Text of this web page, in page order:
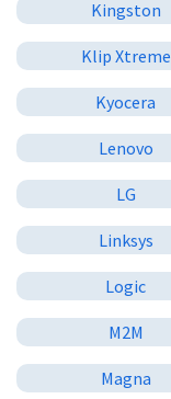
Kingston
Klip Xtreme
Kyocera
Lenovo
LG
Linksys
Logic
M2M
Magna